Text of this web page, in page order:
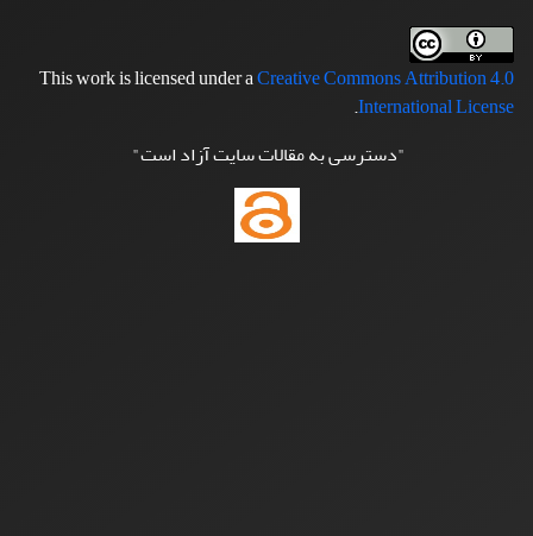
This work is licensed under aCreative Commons Attribution 4.0
International License
.
"دسترسی به مقالات سایت آزاد است"